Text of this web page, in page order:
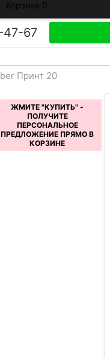
Корзина 0
47-67
Принт 20